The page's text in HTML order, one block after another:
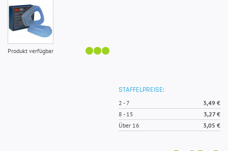
Produkt verfügbar
STAFFELPREISE:
2 -7
3,49 €
8 - 15
3,27 €
Über 16
3,05 €